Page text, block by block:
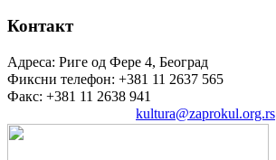
Контакт
Адреса: Риге од Фере 4, Београд
Фиксни телефон: +381 11 2637 565
Факс: +381 11 2638 941
kultura@zaprokul.org.rs